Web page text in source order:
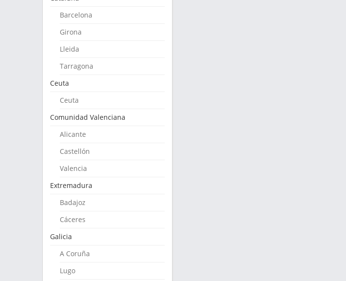
Barcelona
Girona
Lleida
Tarragona
Ceuta
Ceuta
Comunidad Valenciana
Alicante
Castellón
Valencia
Extremadura
Badajoz
Cáceres
Galicia
A Coruña
Lugo